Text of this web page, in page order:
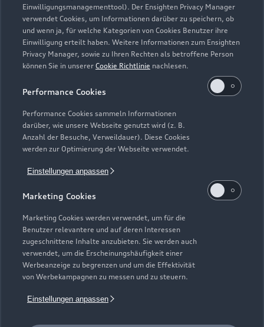
Einwilligungsmanagementtool). Der Ensighten Privacy Manager
verwendet Cookies, um Informationen darüber zu speichern, ob
und wenn ja, für welche Kategorien von Cookies Benutzer ihre
Einwilligung erteilt haben. Weitere Informationen zum Ensighten
Privacy Manager, sowie zu Ihren Rechten als betroffene Person
können Sie in unserer Cookie Richtlinie nachlesen.
Performance Cookies
Performance Cookies sammeln Informationen
darüber, wie unsere Webseite genutzt wird (z. B.
Anzahl der Besuche, Verweildauer). Diese Cookies
werden zur Optimierung der Webseite verwendet.
Einstellungen anpassen
Marketing Cookies
Marketing Cookies werden verwendet, um für die
Benutzer relevantere und auf deren Interessen
zugeschnittene Inhalte anzubieten. Sie werden auch
verwendet, um die Erscheinungshäufigkeit einer
Werbeanzeige zu begrenzen und um die Effektivität
von Werbekampagnen zu messen und zu steuern.
Einstellungen anpassen
Zurück nach oben
Modelle
Elektromodelle
Plug-in-Hybride
Neuwagensuche
Gebrauchtwagensuche
Geschäftskunden
Service & Zubehör
Saisonale Angebote
Audi Services
Garantie
Audi digital services
myAudi
Support
Audi Code
Häufige Fragen (FAQ)
Audi Online Beratung
Online-Terminvereinbarung
Servicekontakt
Über Audi
Unternehmen
Karriere
Investor Relations
© 2026 AUDI AG. Alle Rechte vorbehalten
Impressum Rechtliches